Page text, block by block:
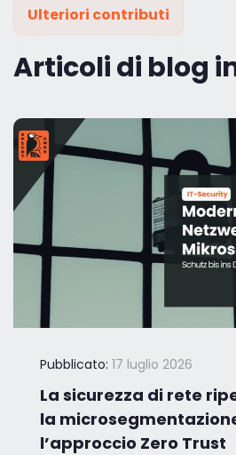
Ulteriori contributi
Articoli di blog
Pubblicato: 17 luglio 2026
La sicurezza di rete
la
l’approccio Zero Trust